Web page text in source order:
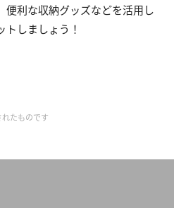
便利な収納グッズなどを活用し
しましょう！
たものです